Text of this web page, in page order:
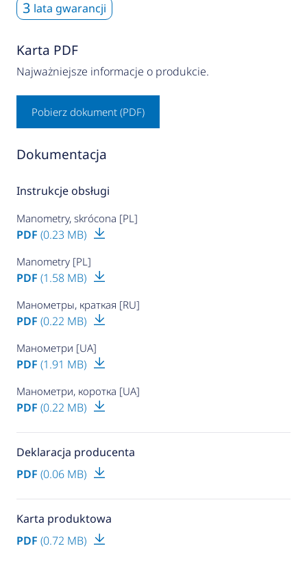
3 lata gwarancji
Karta PDF
Najważniejsze informacje o produkcie.
Pobierz dokument (PDF)
Dokumentacja
Instrukcje obsługi
Manometry, skrócona [PL]
PDF (0.23 MB)
Manometry [PL]
PDF (1.58 MB)
Манометры, краткая [RU]
PDF (0.22 MB)
Манометри [UA]
PDF (1.91 MB)
Манометри, коротка [UA]
PDF (0.22 MB)
Deklaracja producenta
PDF (0.06 MB)
Karta produktowa
PDF (0.72 MB)